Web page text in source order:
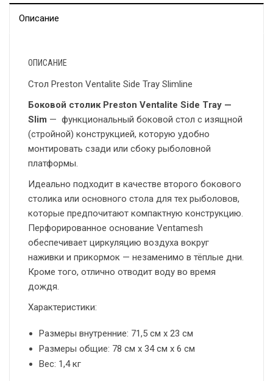
Описание
ОПИСАНИЕ
Стол Preston Ventalite Side Tray Slimline
Боковой столик Preston Ventalite Side Tray —
Slim — функциональный боковой стол с изящной
(стройной) конструкцией, которую удобно
монтировать сзади или сбоку рыболовной
платформы.
Идеально подходит в качестве второго бокового
столика или основного стола для тех рыболовов,
которые предпочитают компактную конструкцию.
Перфорированное основание Ventamesh
обеспечивает циркуляцию воздуха вокруг
наживки и прикормок — незаменимо в тёплые дни.
Кроме того, отлично отводит воду во время
дождя.
Характеристики:
Размеры внутренние: 71,5 см х 23 см
Размеры общие: 78 см х 34 см х 6 см
Вес: 1,4 кг